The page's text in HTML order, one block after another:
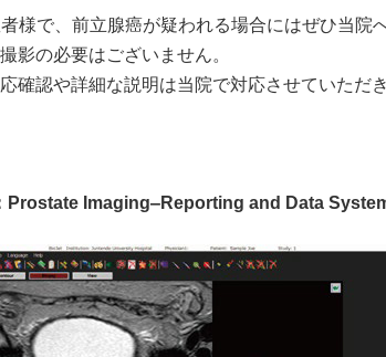
様で、前立腺癌が疑われる場合にはぜひ当
影の必要はございません。
確認や詳細な説明は当院で対応させていただき
Prostate Imaging‒Reporting and Data